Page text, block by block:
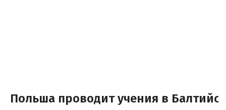
Польша проводит учения в